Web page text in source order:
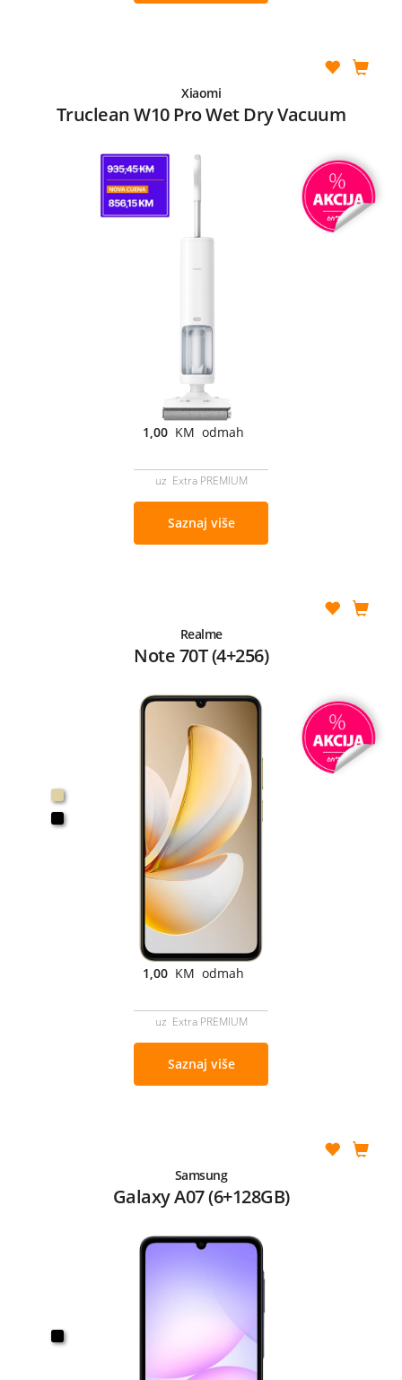
Xiaomi
Truclean W10 Pro Wet Dry Vacuum
1,00 KM odmah
uz Extra PREMIUM
Saznaj više
Realme
Note 70T (4+256)
1,00 KM odmah
uz Extra PREMIUM
Saznaj više
Samsung
Galaxy A07 (6+128GB)